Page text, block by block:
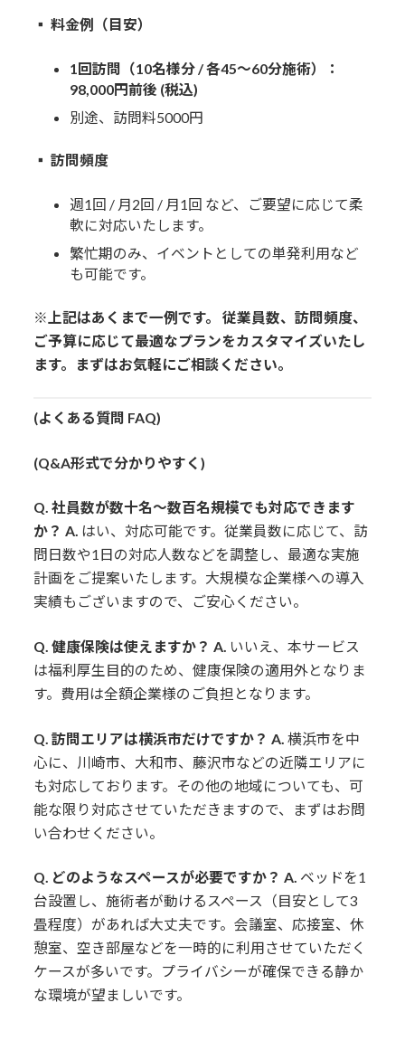
▪️ 料金例（目安）
1回訪問（10名様分 / 各45～60分施術）：
98,000円前後 (税込)
別途、訪問料5000円
▪️ 訪問頻度
週1回 / 月2回 / 月1回 など、ご要望に応じて柔
軟に対応いたします。
繁忙期のみ、イベントとしての単発利用など
も可能です。
※上記はあくまで一例です。
従業員数、訪問頻度、
ご予算に応じて最適なプランをカスタマイズいたし
ます。まずはお気軽にご相談ください。
(よくある質問 FAQ)
(Q&A形式で分かりやすく)
Q. 社員数が数十名～数百名規模でも対応できます
か？ A. はい、対応可能です。従業員数に応じて、訪
問日数や1日の対応人数などを調整し、最適な実施
計画をご提案いたします。大規模な企業様への導入
実績もございますので、ご安心ください。
Q. 健康保険は使えますか？ A. いいえ、本サービス
は福利厚生目的のため、健康保険の適用外となりま
す。費用は全額企業様のご負担となります。
Q. 訪問エリアは横浜市だけですか？ A. 横浜市を中
心に、川崎市、大和市、藤沢市などの近隣エリアに
も対応しております。その他の地域についても、可
能な限り対応させていただきますので、まずはお問
い合わせください。
Q. どのようなスペースが必要ですか？ A. ベッドを1
台設置し、施術者が動けるスペース（目安として3
畳程度）があれば大丈夫です。会議室、応接室、休
憩室、空き部屋などを一時的に利用させていただく
ケースが多いです。プライバシーが確保できる静か
な環境が望ましいです。